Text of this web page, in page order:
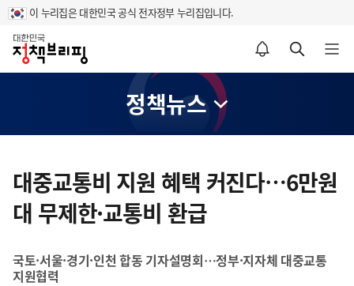
이 누리집은 대한민국 공식 전자정부 누리집입니다.
홈
알림설정 바로가기 검색 바로가기 메뉴 열기
정책뉴스
텐
츠
영
대중교통비 지원 혜택 커진다…6만원
대 무제한·교통비 환급
국토·서울·경기·인천 합동 기자설명회…정부·지자체 대중교통
지원협력